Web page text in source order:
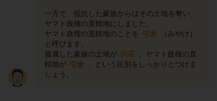
一方で、抵抗した豪族からはその土地を奪い、
ヤマト政権の直轄地にしました。
ヤマト政権の直轄地のことを 屯倉
（みやけ）
と呼びます。
服属した豪族の土地が 田荘
、ヤマト政権の直
轄地が 屯倉
、という区別をしっかりとつけま
しょう。